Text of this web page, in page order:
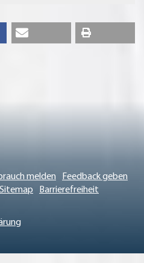
melden
Feedback geben
Sitemap
Barrierefreiheit